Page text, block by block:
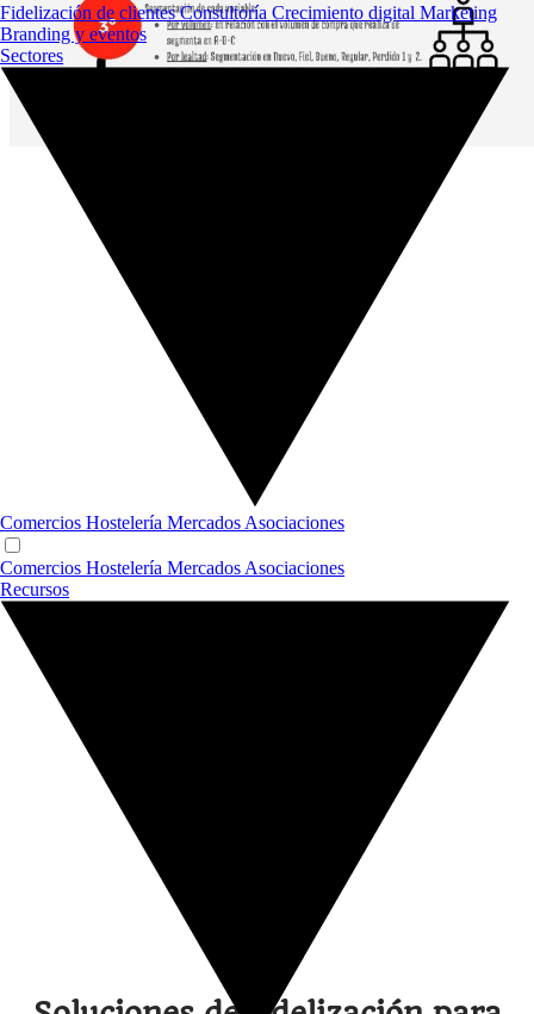
Fidelización de clientesConsultoría Crecimiento digital Marketing
Branding y eventos
Sectores
Comercios Hostelería Mercados Asociaciones
Comercios Hostelería Mercados Asociaciones
Recursos